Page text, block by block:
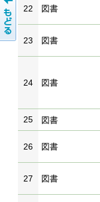
22 図書
23 図書
24 図書
25 図書
26 図書
27 図書